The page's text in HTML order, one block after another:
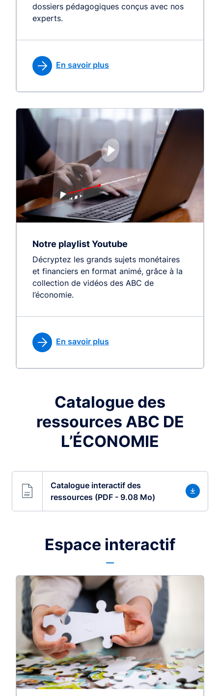
dossiers pédagogiques conçus avec nos
experts.
En savoir plus
Notre playlist Youtube
Décryptez les grands sujets monétaires
et financiers en format animé, grâce à la
collection de vidéos des ABC de
l’économie.
En savoir plus
Catalogue des
ressources ABC DE
L’ÉCONOMIE
Catalogue interactif des
ressources (PDF - 9.08 Mo)
Espace interactif